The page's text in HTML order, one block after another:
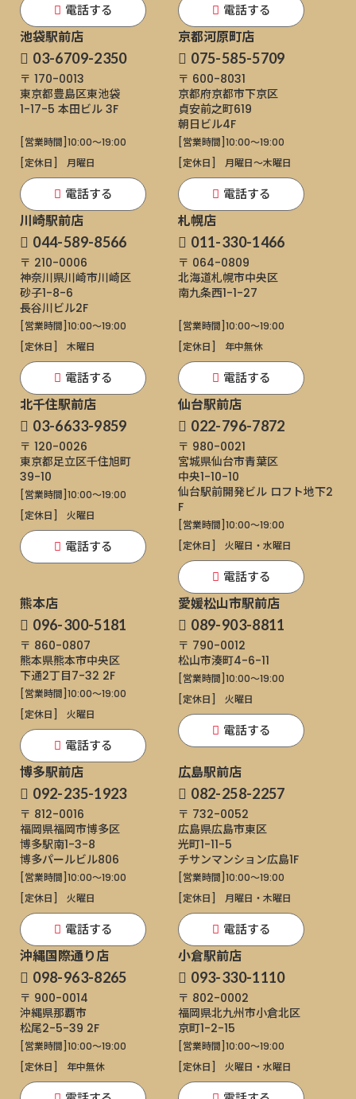
電話する 電話する
池袋駅前店
03-6709-2350
〒 170-0013
東京都豊島区東池袋
1-17-5 本田ビル 3F
[営業時間]10:00～19:00
[定休日]
月曜日
電話する
京都河原町店
075-585-5709
〒 600-8031
京都府京都市下京区
貞安前之町619
朝日ビル4F
[営業時間]10:00～19:00
[定休日]
月曜日〜木曜日
電話する
川崎駅前店
044-589-8566
〒 210-0006
神奈川県川崎市川崎区
砂子1-8-6
長谷川ビル2F
[営業時間]10:00～19:00
[定休日]
木曜日
電話する
札幌店
011-330-1466
〒 064-0809
北海道札幌市中央区
南九条西1-1-27
[営業時間]10:00～19:00
[定休日]
年中無休
電話する
北千住駅前店
03-6633-9859
〒 120-0026
東京都足立区千住旭町
39-10
[営業時間]10:00～19:00
[定休日]
火曜日
電話する
仙台駅前店
022-796-7872
〒 980-0021
宮城県仙台市青葉区
中央1-10-10
仙台駅前開発ビル ロフト地下2
F
[営業時間]10:00～19:00
[定休日]
火曜日・水曜日
電話する
熊本店
096-300-5181
〒 860-0807
熊本県熊本市中央区
下通2丁目7-32 2F
[営業時間]10:00～19:00
[定休日]
火曜日
電話する
愛媛松山市駅前店
089-903-8811
〒 790-0012
松山市湊町4-6-11
[営業時間]10:00～19:00
[定休日]
火曜日
電話する
博多駅前店
092-235-1923
〒 812-0016
福岡県福岡市博多区
博多駅南1-3-8
博多パールビル806
[営業時間]10:00～19:00
[定休日]
火曜日
電話する
広島駅前店
082-258-2257
〒 732-0052
広島県広島市東区
光町1-11-5
チサンマンション広島1F
[営業時間]10:00～19:00
[定休日]
月曜日・木曜日
電話する
沖縄国際通り店
098-963-8265
〒 900-0014
沖縄県那覇市
松尾2-5-39 2F
[営業時間]10:00～19:00
[定休日]
年中無休
小倉駅前店
093-330-1110
〒 802-0002
福岡県北九州市小倉北区
京町1-2-15
[営業時間]10:00～19:00
[定休日]
火曜日・水曜日